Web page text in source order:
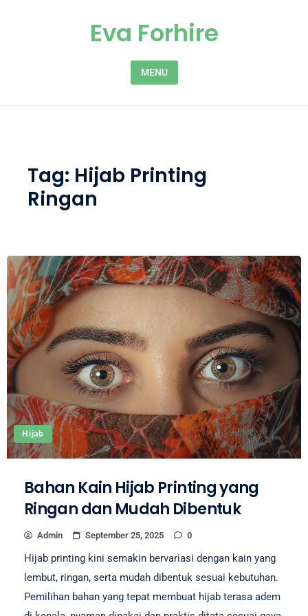
Eva Forhire
MENU
Tag: Hijab Printing
Ringan
Hijab
Bahan Kain Hijab Printing yang
Ringan dan Mudah Dibentuk
Admin September 25, 2025 0
Hijab printing kini semakin bervariasi dengan kain yang
lembut, ringan, serta mudah dibentuk sesuai kebutuhan.
Pemilihan bahan yang tepat membuat hijab terasa adem